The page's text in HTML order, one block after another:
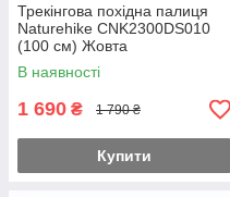
Трекінгова похідна палиця
Naturehike CNK2300DS010
(100 см) Жовта
В наявності
1 690 ₴ 1 790 ₴
Купити